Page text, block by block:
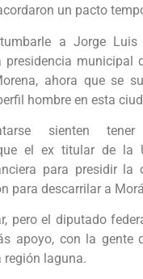
un pacto
a Jorge Luis
municipal
ahora que se
hombre en esta
sienten tener
el ex titular de la
para presidir la
para descarrilar a
pero el diputado
apoyo, con la gente
región laguna.